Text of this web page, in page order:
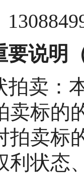
要说明
拍卖：
卖标的
拍卖标
利状态